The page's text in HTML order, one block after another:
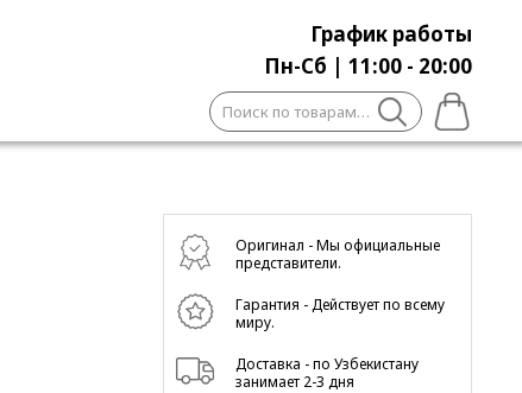
График работы
Пн-Сб | 11:00 - 20:00
Искать:
Оригинал - Мы официальные
представители.
Гарантия - Действует по всему
миру.
Доставка - по Узбекистану
занимает 2-3 дня